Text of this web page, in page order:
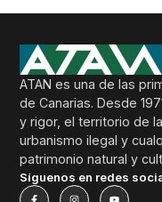
ATAN es una de las
de Canarias. Desde
y rigor, el territorio de
urbanismo ilegal y
patrimonio natural y
Síguenos en redes